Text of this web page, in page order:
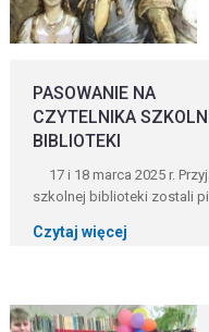
PASOWANIE NA
CZYTELNIKA
BIBLIOTEKI
17 i 18 marca 2025 r.
szkolnej biblioteki zostali
Czytaj więcej